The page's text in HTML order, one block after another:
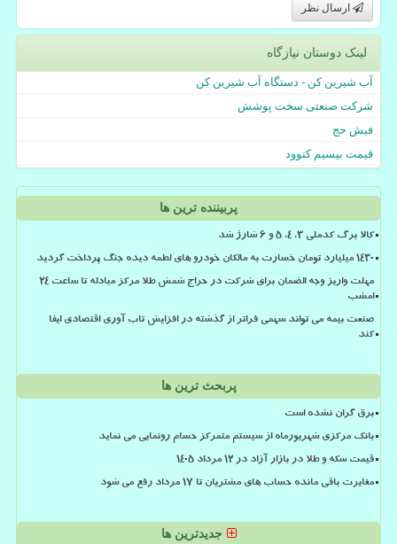
ارسال نظر
لینک دوستان نیازگاه
آب شیرین کن - دستگاه آب شیرین کن
شرکت صنعتی سخت پوشش
فیش حج
قیمت بیسیم کنوود
پربیننده ترین ها
کالا برگ کدملی 3، 4، 5 و 6 شارژ شد
۱۴۳۰ میلیارد تومان خسارت به مالکان خودرو های لطمه دیده جنگ پرداخت گردید
مهلت واریز وجه الضمان برای شرکت در حراج شمش طلا مرکز مبادله تا ساعت ۲۴
امشب
صنعت بیمه می تواند سهمی فراتر از گذشته در افزایش تاب آوری اقتصادی ایفا
کند
پربحث ترین ها
برق گران نشده است
بانک مرکزی شهریورماه از سیستم متمرکز حسام رونمایی می نماید
قیمت سکه و طلا در بازار آزاد در ۱۲ مرداد ۱۴۰۵
مغایرت باقی مانده حساب های مشتریان تا 17 مرداد رفع می شود
جدیدترین ها